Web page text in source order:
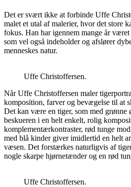
Det er svært ikke at forbinde Uffe
malet et utal af malerier, hvor det store
fokus. Han har igennem mange år
som vel også indeholder og afslører
menneskes natur.
Uffe Christoffersen.
Når Uffe Christoffersen maler
komposition, farver og bevægelse til at
Det kan være en tiger, som med grønne
beskueren i en helt enkelt, rolig
komplementærkontraster, rød tunge
med blå kinder giver imidlertid en helt
væsen. Det forstærkes naturligvis af
nogle skarpe hjørnetænder og en rød
Uffe Christoffersen.